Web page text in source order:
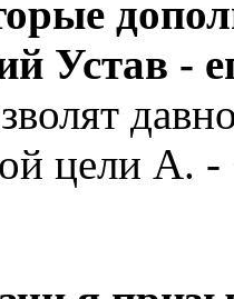
Устав -
цели А. -